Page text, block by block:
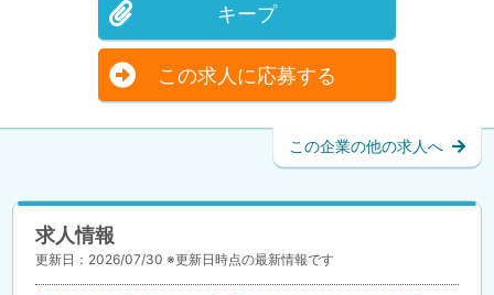
キープ
この求人に応募する
この企業の他の求人へ
求人情報
更新日：2026/07/30 ※更新日時点の最新情報です